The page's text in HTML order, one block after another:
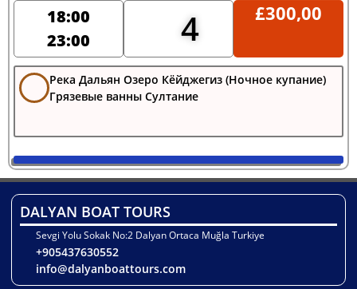
18:00
23:00
4 £300,00
Река Дальян Озеро Кёйджегиз (Ночное купание)
Грязевые ванны Султание
DALYAN BOAT TOURS
Sevgi Yolu Sokak No:2 Dalyan Ortaca Muğla Turkiye
+905437630552
info@dalyanboattours.com